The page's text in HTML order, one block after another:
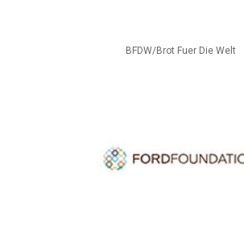
BFDW/Brot Fuer Die Welt